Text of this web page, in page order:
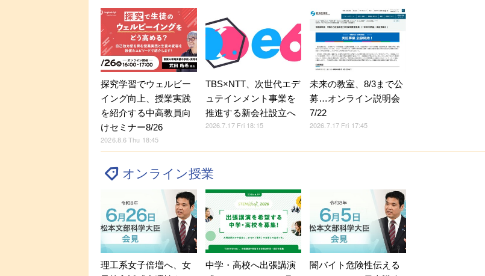
探究学習でウェルビー
イング向上、授業実践
を紹介する中高教員向
けセミナー8/26
2026.8.6 Thu 18:45
TBS×NTT、次世代エデ
ュテインメント事業を
推進する新会社設立へ
2026.7.17 Fri 18:15
未来の教室、8/3まで公
募…オンライン説明会
7/22
2026.7.17 Fri 17:45
オンライン授業
理工系女子倍増へ、女
中学・高校へ出張講演
闇バイト危険性伝える